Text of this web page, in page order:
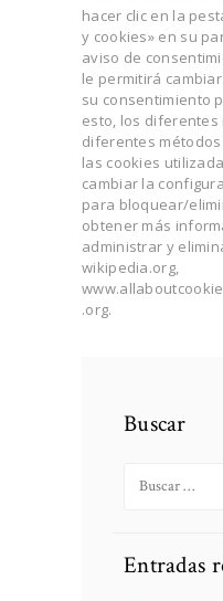
hacer clic en la
y cookies» en su
aviso de
le permitirá
su consentimiento
esto, los
diferentes
las cookies
cambiar la
para bloquear/
obtener más
administrar y
wikipedia.org,
.org.
Buscar
Entradas